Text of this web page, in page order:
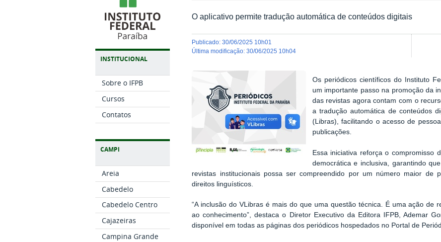
INSTITUCIONAL
Sobre o IFPB
Cursos
Contatos
CAMPI
Areia
Cabedelo
Cabedelo Centro
Cajazeiras
Campina Grande
O aplicativo permite tradução automática de conteúdos digitais
publicado:30/06/2025 10h01
última modificação:30/06/2025 10h04
Os periódicos científicos do Instituto
um importante passo na promoção da
das revistas agora contam com o
a tradução automática de conteúdos
(Libras), facilitando o acesso de
publicações.
Essa iniciativa reforça o compromisso
democrática e inclusiva, garantindo
revistas institucionais possa ser compreendido por um número maior de
direitos linguísticos.
“A inclusão do VLibras é mais do que uma questão técnica. É uma ação de
ao conhecimento”, destaca o Diretor Executivo da Editora IFPB, Ademar
disponível em todas as páginas dos periódicos hospedados no Portal de